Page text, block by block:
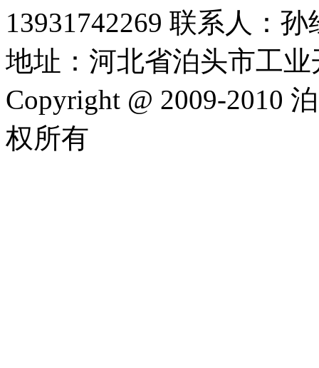
13931742269 联系人：孙
地址：河北省泊头市工
Copyright @ 2009-2010
权所有